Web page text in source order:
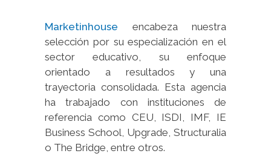
Marketinhouse encabeza nuestra
selección por su especialización en el
sector educativo, su enfoque
orientado a resultados y una
trayectoria consolidada. Esta agencia
ha trabajado con instituciones de
referencia como CEU, ISDI, IMF, IE
Business School, Upgrade, Structuralia
o The Bridge, entre otros.